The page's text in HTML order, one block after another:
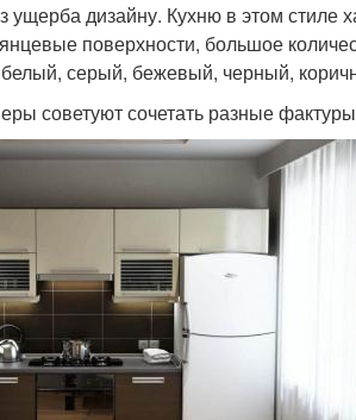
ущерба дизайну. Кухню в этом стиле
поверхности, большое
серый, бежевый, черный,
советуют сочетать разные